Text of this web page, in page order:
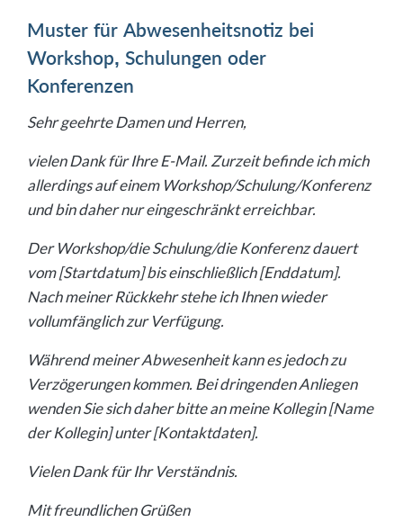
Muster für Abwesenheitsnotiz bei
Workshop, Schulungen oder
Konferenzen
Sehr geehrte Damen und Herren,
vielen Dank für Ihre E-Mail. Zurzeit befinde ich mich
allerdings auf einem Workshop/Schulung/Konferenz
und bin daher nur eingeschränkt erreichbar.
Der Workshop/die Schulung/die Konferenz dauert
vom [Startdatum] bis einschließlich [Enddatum].
Nach meiner Rückkehr stehe ich Ihnen wieder
vollumfänglich zur Verfügung.
Während meiner Abwesenheit kann es jedoch zu
Verzögerungen kommen. Bei dringenden Anliegen
wenden Sie sich daher bitte an meine Kollegin [Name
der Kollegin] unter [Kontaktdaten].
Vielen Dank für Ihr Verständnis.
Mit freundlichen Grüßen